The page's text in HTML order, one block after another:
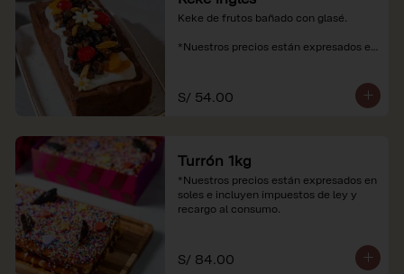
Keke de frutos bañado con glasé.
*Nuestros precios están expresados en
S/ 54.00
Turrón 1kg
*Nuestros precios están expresados en
soles e incluyen impuestos de ley y
recargo al consumo.
S/ 84.00